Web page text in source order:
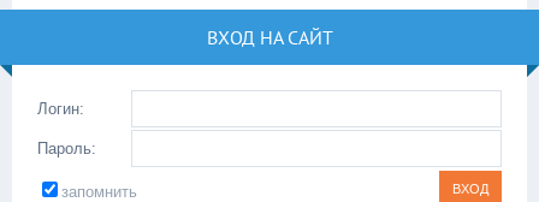
ВХОД НА САЙТ
Логин:
Пароль:
запомнить